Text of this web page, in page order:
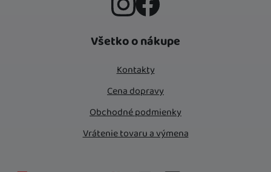
Všetko o nákupe
Kontakty
Cena dopravy
Obchodné podmienky
Vrátenie tovaru a výmena